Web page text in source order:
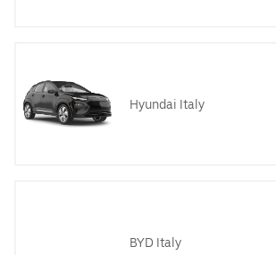
Hyundai Italy
BYD Italy